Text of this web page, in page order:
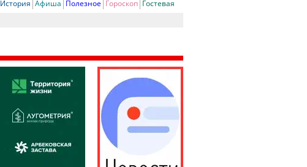
История Афиша Полезное Гороскоп Гостевая